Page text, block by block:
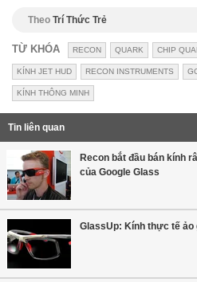
Theo Trí Thức Trẻ
TỪ KHÓA RECON QUARK CHIP
KÍNH JET HUD RECON INSTRUMENTS
KÍNH THÔNG MINH
Tin liên quan
Recon bắt đầu bán kính
của Google Glass
GlassUp: Kính thực tế ảo